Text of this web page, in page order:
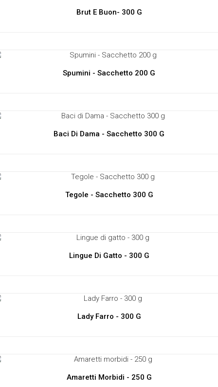
Brut E Buon- 300 G
Spumini - Sacchetto 200 G
Baci Di Dama - Sacchetto 300 G
Tegole - Sacchetto 300 G
Lingue Di Gatto - 300 G
Lady Farro - 300 G
Amaretti Morbidi - 250 G